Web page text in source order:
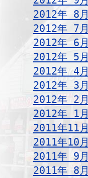
2012年 8月
2012年 7月
2012年 6月
2012年 5月
2012年 4月
2012年 3月
2012年 2月
2012年 1月
2011年11月
2011年10月
2011年 9月
2011年 8月